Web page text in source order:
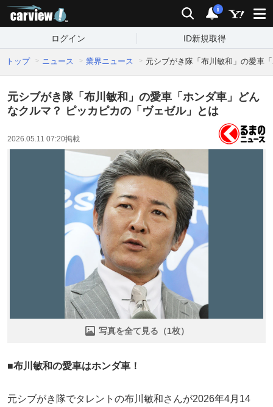
検索 通知
i
ログイン ID新規取得
トップ ニュース 業界ニュース 元シブがき隊「布川敏和」の愛車
元シブがき隊「布川敏和」の愛車「ホンダ車」どん
なクルマ？ ピッカピカの「ヴェゼル」とは
2026.05.11 07:20掲載
写真を全て見る（1枚）
■布川敏和の愛車はホンダ車！
元シブがき隊でタレントの布川敏和さんが2026年4月14